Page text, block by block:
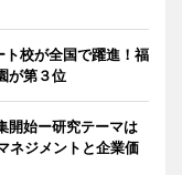
校が全国で躍進！福
が第３位
開始ー研究テーマは
ネジメントと企業価